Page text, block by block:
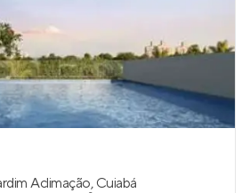
Aclimação, Cuiabá